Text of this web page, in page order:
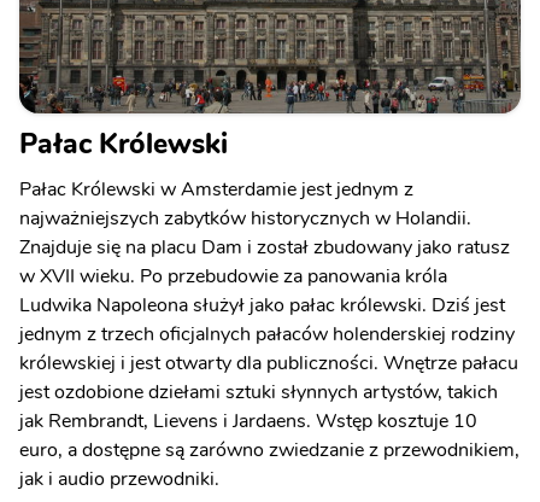
Pałac Królewski
Pałac Królewski w Amsterdamie jest jednym z
najważniejszych zabytków historycznych w Holandii.
Znajduje się na placu Dam i został zbudowany jako ratusz
w XVII wieku. Po przebudowie za panowania króla
Ludwika Napoleona służył jako pałac królewski. Dziś jest
jednym z trzech oficjalnych pałaców holenderskiej rodziny
królewskiej i jest otwarty dla publiczności. Wnętrze pałacu
jest ozdobione dziełami sztuki słynnych artystów, takich
jak Rembrandt, Lievens i Jardaens. Wstęp kosztuje 10
euro, a dostępne są zarówno zwiedzanie z przewodnikiem,
jak i audio przewodniki.